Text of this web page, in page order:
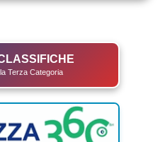
Terza Categoria